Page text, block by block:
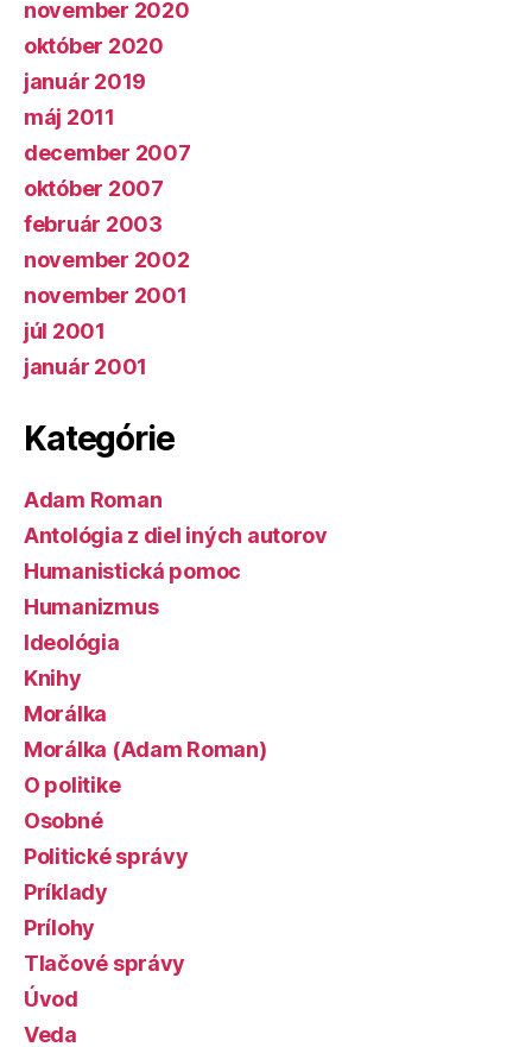
november 2020
október 2020
január 2019
máj 2011
december 2007
október 2007
február 2003
november 2002
november 2001
júl 2001
január 2001
Kategórie
Adam Roman
Antológia z diel iných autorov
Humanistická pomoc
Humanizmus
Ideológia
Knihy
Morálka
Morálka (Adam Roman)
O politike
Osobné
Politické správy
Príklady
Prílohy
Tlačové správy
Úvod
Veda